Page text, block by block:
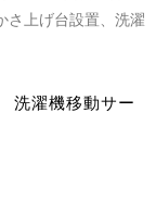
さ上げ台設置、洗濯
洗濯機移動サー